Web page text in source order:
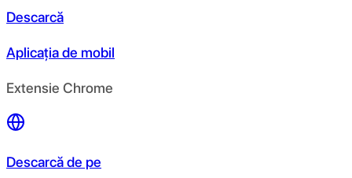
Descarcă
Aplicația de mobil
Extensie Chrome
Descarcă de pe